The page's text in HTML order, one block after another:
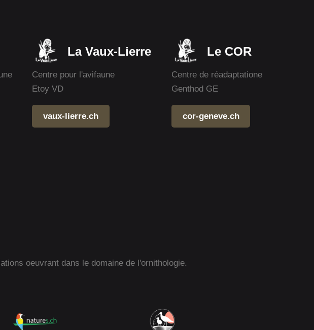
La Vaux-Lierre
Centre pour l'avifaune
Etoy VD
vaux-lierre.ch
Le COR
Centre de réadaptatione
Genthod GE
cor-geneve.ch
oeuvrant dans le domaine de l'ornithologie.